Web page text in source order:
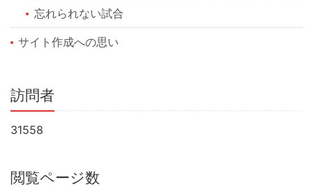
忘れられない試合
サイト作成への思い
訪問者
31558
閲覧ページ数